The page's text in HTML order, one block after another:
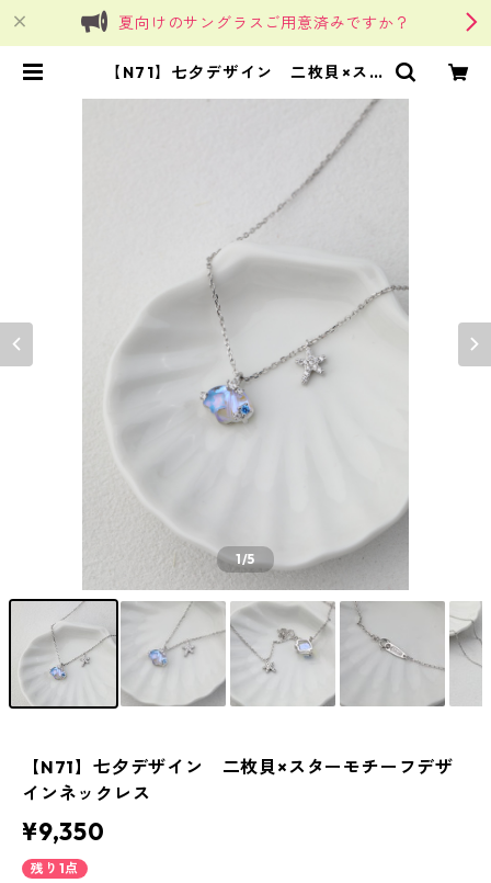
夏向けのサングラスご用意済みですか？
【N71】七夕デザイン 二枚貝×スタ
1/5
【N71】七夕デザイン 二枚貝×スターモチーフデザ
インネックレス
¥9,350
残り1点